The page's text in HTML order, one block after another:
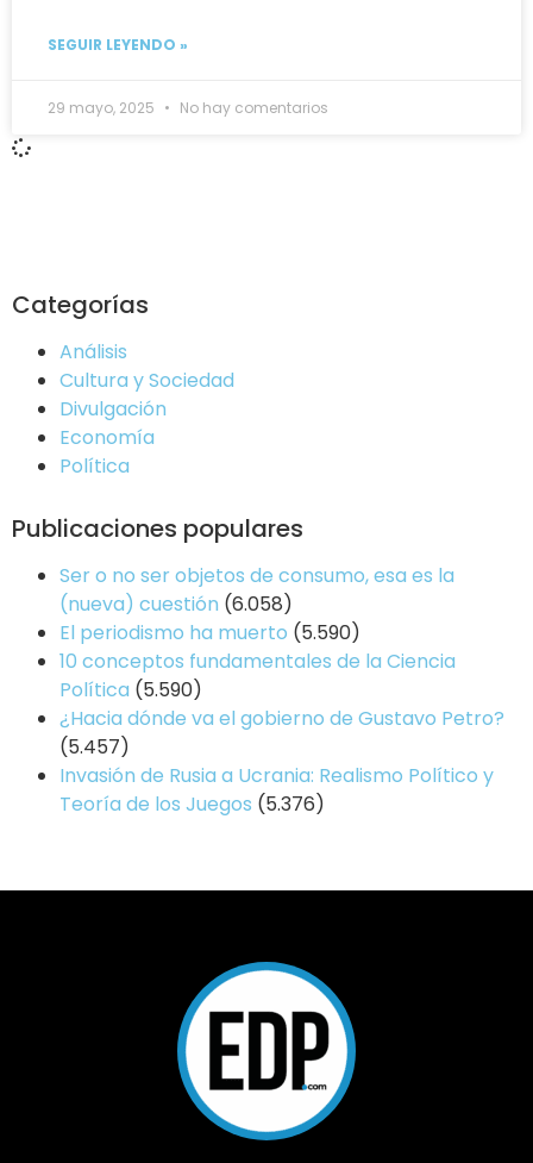
SEGUIR LEYENDO »
29 mayo, 2025 No hay comentarios
Categorías
Análisis
Cultura y Sociedad
Divulgación
Economía
Política
Publicaciones populares
Ser o no ser objetos de consumo, esa es la
(nueva) cuestión (6.058)
El periodismo ha muerto (5.590)
10 conceptos fundamentales de la Ciencia
Política (5.590)
¿Hacia dónde va el gobierno de Gustavo Petro?
(5.457)
Invasión de Rusia a Ucrania: Realismo Político y
Teoría de los Juegos (5.376)